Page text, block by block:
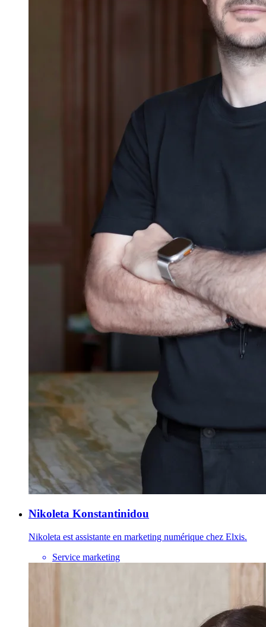
Nikoleta Konstantinidou
Nikoleta est assistante en marketing numérique chez Elxis.
Service marketing